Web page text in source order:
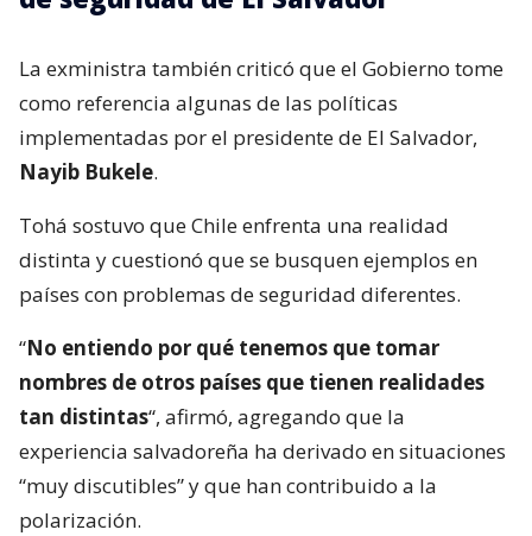
La exministra también criticó que el Gobierno tome
como referencia algunas de las políticas
implementadas por el presidente de El Salvador,
Nayib Bukele.
Tohá sostuvo que Chile enfrenta una realidad
distinta y cuestionó que se busquen ejemplos en
países con problemas de seguridad diferentes.
“No entiendo por qué tenemos que tomar
nombres de otros países que tienen realidades
tan distintas“, afirmó, agregando que la
experiencia salvadoreña ha derivado en situaciones
“muy discutibles” y que han contribuido a la
polarización.